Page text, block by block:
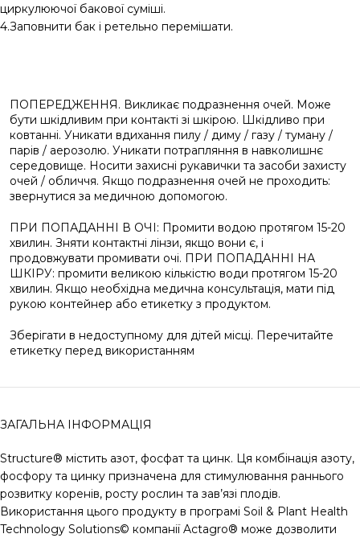
циркулюючої бакової суміші.
4.Заповнити бак і ретельно перемішати.
ПОПЕРЕДЖЕННЯ. Викликає подразнення очей. Може
бути шкідливим при контакті зі шкірою. Шкідливо при
ковтанні. Уникати вдихання пилу / диму / газу / туману /
парів / аерозолю. Уникати потрапляння в навколишнє
середовище. Носити захисні рукавички та засоби захисту
очей / обличчя. Якщо подразнення очей не проходить:
звернутися за медичною допомогою.
ПРИ ПОПАДАННІ В ОЧІ: Промити водою протягом 15-20
хвилин. Зняти контактні лінзи, якщо вони є, і
продовжувати промивати очі. ПРИ ПОПАДАННІ НА
ШКІРУ: промити великою кількістю води протягом 15-20
хвилин. Якщо необхідна медична консультація, мати під
рукою контейнер або етикетку з продуктом.
Зберігати в недоступному для дітей місці. Перечитайте
етикетку перед використанням
ЗАГАЛЬНА ІНФОРМАЦІЯ
Structure® містить азот, фосфат та цинк. Ця комбінація азоту,
фосфору та цинку призначена для стимулювання раннього
розвитку коренів, росту рослин та зав’язі плодів.
Використання цього продукту в програмі Soil & Plant Health
Technology Solutions© компанії Actagro® може дозволити